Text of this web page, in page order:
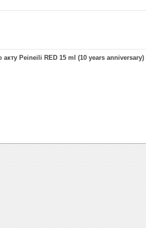
Peineili RED 15 ml (10 years anniversary)